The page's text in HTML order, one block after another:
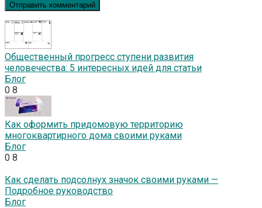
Общественный прогресс ступени развития
человечества: 5 интересных идей для статьи
Блог
0 8
Как оформить придомовую территорию
многоквартирного дома своими руками
Блог
0 8
Как сделать подсолнух значок своими руками —
Подробное руководство
Блог